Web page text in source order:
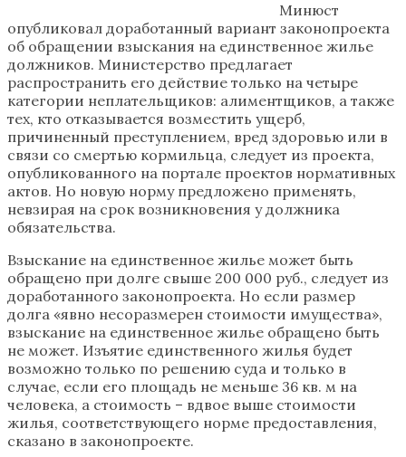
Минюст
опубликовал доработанный вариант законопроекта
об обращении взыскания на единственное жилье
должников. Министерство предлагает
распространить его действие только на четыре
категории неплательщиков: алиментщиков, а также
тех, кто отказывается возместить ущерб,
причиненный преступлением, вред здоровью или в
связи со смертью кормильца, следует из проекта,
опубликованного на портале проектов нормативных
актов. Но новую норму предложено применять,
невзирая на срок возникновения у должника
обязательства.
Взыскание на единственное жилье может быть
обращено при долге свыше 200 000 руб., следует из
доработанного законопроекта. Но если размер
долга «явно несоразмерен стоимости имущества»,
взыскание на единственное жилье обращено быть
не может. Изъятие единственного жилья будет
возможно только по решению суда и только в
случае, если его площадь не меньше 36 кв. м на
человека, а стоимость – вдвое выше стоимости
жилья, соответствующего норме предоставления,
сказано в законопроекте.